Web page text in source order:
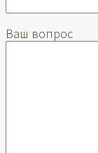
Ваш вопрос